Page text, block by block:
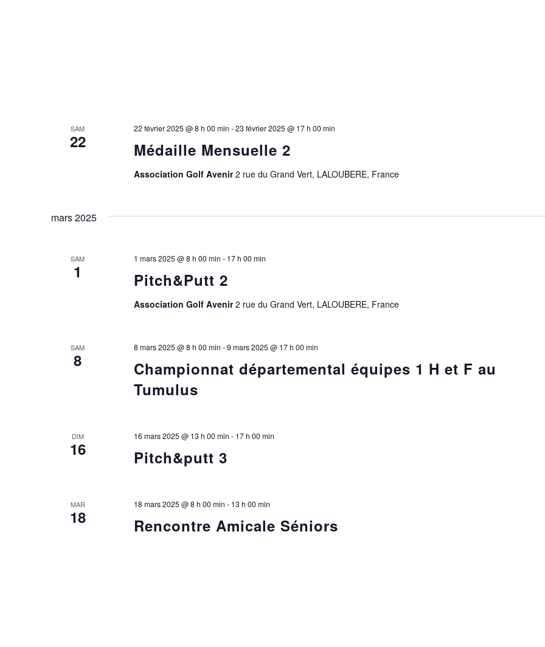
SAM
22 Médaille Mensuelle 2
22 février 2025 @ 8 h 00 min -23 février 2025 @ 17 h 00 min
Association Golf Avenir2 rue du Grand Vert, LALOUBERE, France
mars 2025
SAM
1 Pitch&Putt 2
1 mars 2025 @ 8 h 00 min - 17 h 00 min
Association Golf Avenir2 rue du Grand Vert, LALOUBERE, France
SAM
8
Championnat départemental équipes 1 H et F au
Tumulus
8 mars 2025 @ 8 h 00 min -9 mars 2025 @ 17 h 00 min
DIM
16 Pitch&putt 3
16 mars 2025 @ 13 h 00 min - 17 h 00 min
MAR
18 Rencontre Amicale Séniors
18 mars 2025 @ 8 h 00 min - 13 h 00 min